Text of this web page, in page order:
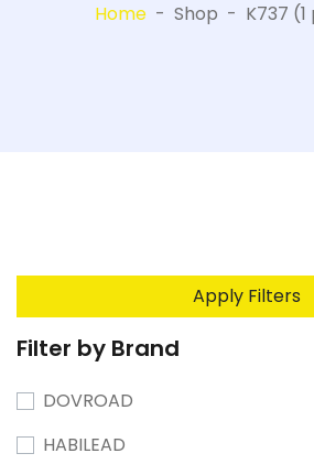
Home - Shop - K737
Apply Filters
Filter by Brand
DOVROAD
HABILEAD